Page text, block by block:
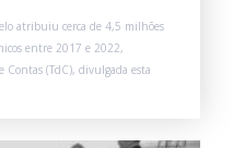
atribuiu cerca de 4,5 milhões
entre 2017 e 2022,
(TdC), divulgada esta